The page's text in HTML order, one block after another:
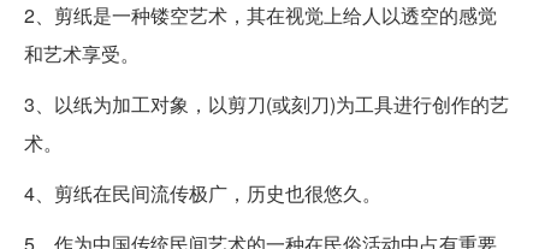
2、剪纸是一种镂空艺术，其在视觉上给人以透空的感觉
和艺术享受。
3、以纸为加工对象，以剪刀(或刻刀)为工具进行创作的艺
术。
4、剪纸在民间流传极广，历史也很悠久。
5、作为中国传统民间艺术的一种在民俗活动中占有重要